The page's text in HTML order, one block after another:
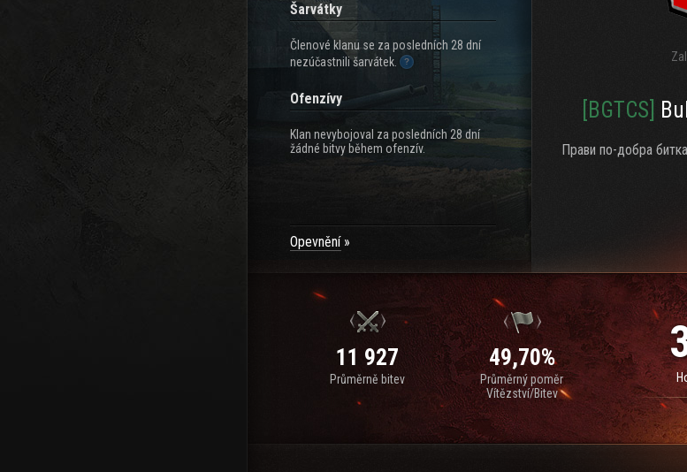
Šarvátky
Členové klanu se za posledních 28 dní
nezúčastnili šarvátek.
Ofenzívy
Klan nevybojoval za posledních 28 dní
žádné bitvy během ofenzív.
Opevnění
[BGTCS]
Прави по-добра
11 927
Průměrně bitev
49,70%
Průměrný poměr
Vítězství/Bitev